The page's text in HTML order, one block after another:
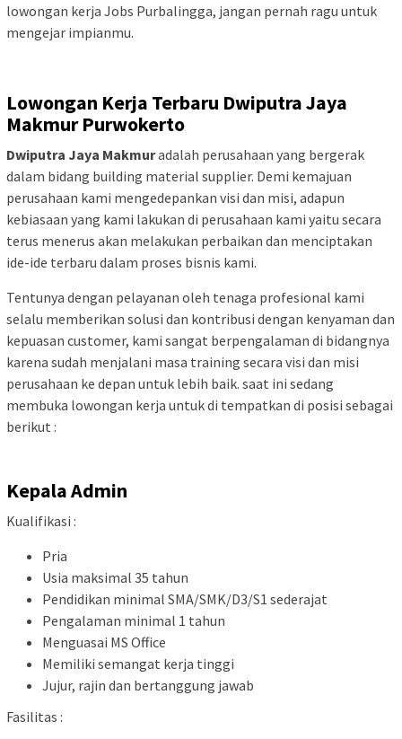
lowongan kerja Jobs Purbalingga, jangan pernah ragu untuk
mengejar impianmu.
Lowongan Kerja Terbaru Dwiputra Jaya
Makmur Purwokerto
Dwiputra Jaya Makmuradalah perusahaan yang bergerak
dalam bidang building material supplier. Demi kemajuan
perusahaan kami mengedepankan visi dan misi, adapun
kebiasaan yang kami lakukan di perusahaan kami yaitu secara
terus menerus akan melakukan perbaikan dan menciptakan
ide-ide terbaru dalam proses bisnis kami.
Tentunya dengan pelayanan oleh tenaga profesional kami
selalu memberikan solusi dan kontribusi dengan kenyaman dan
kepuasan customer, kami sangat berpengalaman di bidangnya
karena sudah menjalani masa training secara visi dan misi
perusahaan ke depan untuk lebih baik. saat ini sedang
membuka lowongan kerja untuk di tempatkan di posisi sebagai
berikut :
Kepala Admin
Kualifikasi :
Pria
Usia maksimal 35 tahun
Pendidikan minimal SMA/SMK/D3/S1 sederajat
Pengalaman minimal 1 tahun
Menguasai MS Office
Memiliki semangat kerja tinggi
Jujur, rajin dan bertanggung jawab
Fasilitas :